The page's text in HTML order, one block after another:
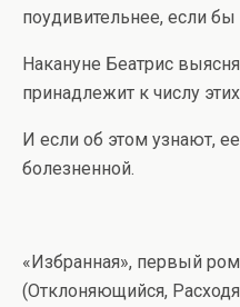
поудивительнее, если бы
Накануне Беатрис
принадлежит к числу
И если об этом узнают,
болезненной.
«Избранная», первый
(Отклоняющийся,